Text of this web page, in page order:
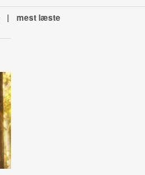
| mest læste